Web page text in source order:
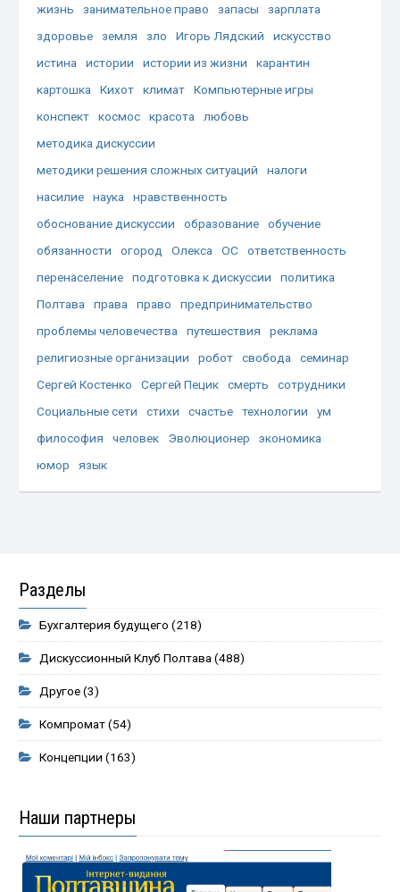
жизнь
занимательное право запасы
зарплата
здоровье
земля зло Игорь Лядский
искусство
истина
истории истории из жизни
карантин
картошка
Кихот климат
Компьютерные игры
конспект
космос красота
любовь
методика дискуссии
методики решения сложных ситуаций
налоги
насилие
наука
нравственность
обоснование дискуссии
образование
обучение
обязанности
огород Олекса ОС
ответственность
перенаселение
подготовка к дискуссии
политика
Полтава
права право
предпринимательство
проблемы человечества
путешествия
реклама
религиозные организации
робот свобода
семинар
Сергей Костенко
Сергей Пецик смерть
сотрудники
Социальные сети
стихи счастье технологии
ум
философия
человек Эволюционер
экономика
юмор
язык
Разделы
Бухгалтерия будущего (218)
Дискуссионный Клуб Полтава (488)
Другое(3)
Компромат(54)
Концепции (163)
Наши партнеры